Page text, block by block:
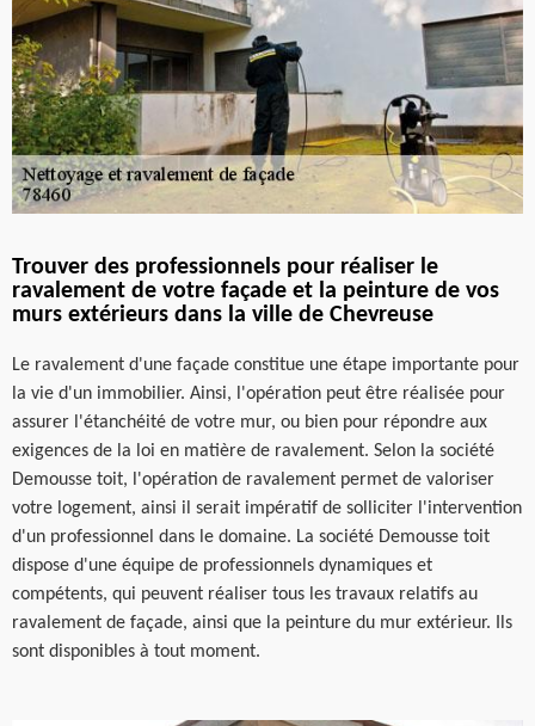
Trouver des professionnels pour réaliser le
ravalement de votre façade et la peinture de vos
murs extérieurs dans la ville de Chevreuse
Le ravalement d'une façade constitue une étape importante pour
la vie d'un immobilier. Ainsi, l'opération peut être réalisée pour
assurer l'étanchéité de votre mur, ou bien pour répondre aux
exigences de la loi en matière de ravalement. Selon la société
Demousse toit, l'opération de ravalement permet de valoriser
votre logement, ainsi il serait impératif de solliciter l'intervention
d'un professionnel dans le domaine. La société Demousse toit
dispose d'une équipe de professionnels dynamiques et
compétents, qui peuvent réaliser tous les travaux relatifs au
ravalement de façade, ainsi que la peinture du mur extérieur. Ils
sont disponibles à tout moment.